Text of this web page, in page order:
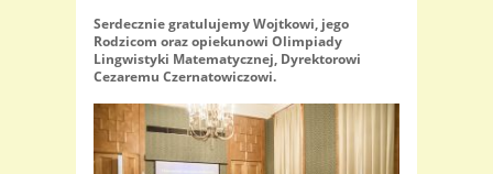
Serdecznie gratulujemy Wojtkowi, jego
Rodzicom oraz opiekunowi Olimpiady
Lingwistyki Matematycznej, Dyrektorowi
Cezaremu Czernatowiczowi.